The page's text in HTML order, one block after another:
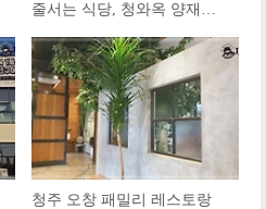
줄서는 식당, 청와옥 양재직
청주 오창 패밀리 레스토랑